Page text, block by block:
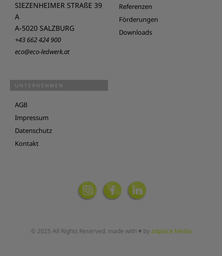
SIEZENHEIMER STRAßE 39
A
A-5020 SALZBURG
+43 662 424 900
eco@eco-ledwerk.at
Referenzen
Förderungen
Downloads
UNTERNEHMEN
AGB
Impressum
Datenschutz
Kontakt
© 2025 All Rights Reserved. made with ♥ byadplace Media